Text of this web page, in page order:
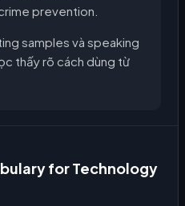
prevention.
samples và speaking
thấy rõ cách dùng từ
for Technology